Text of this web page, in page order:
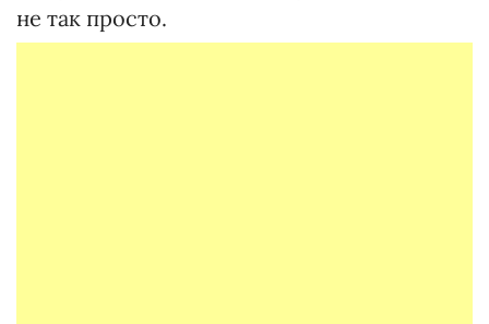
не так просто.